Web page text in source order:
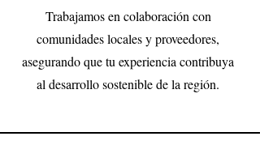
Trabajamos en colaboración con
comunidades locales y proveedores,
asegurando que tu experiencia contribuya
al desarrollo sostenible de la región.